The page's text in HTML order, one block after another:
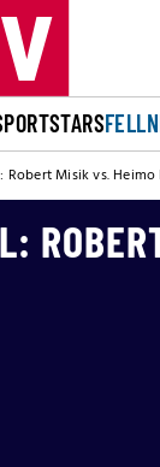
STARS
Robert Misik vs.